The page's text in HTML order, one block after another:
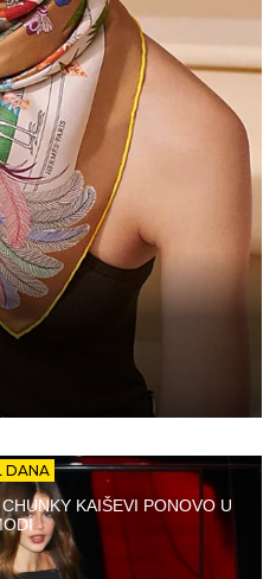
DANA
KAIŠEVI PONOVO U